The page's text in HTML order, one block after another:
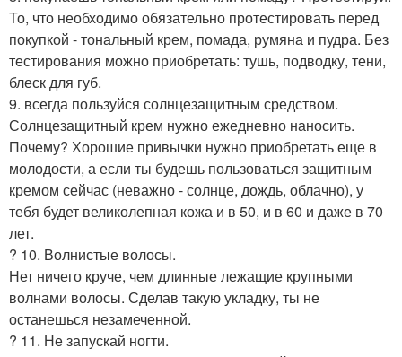
То, что необходимо обязательно протестировать перед
покупкой - тональный крем, помада, румяна и пудра. Без
тестирования можно приобретать: тушь, подводку, тени,
блеск для губ.
9. всегда пользуйся солнцезащитным средством.
Солнцезащитный крем нужно ежедневно наносить.
Почему? Хорошие привычки нужно приобретать еще в
молодости, а если ты будешь пользоваться защитным
кремом сейчас (неважно - солнце, дождь, облачно), у
тебя будет великолепная кожа и в 50, и в 60 и даже в 70
лет.
? 10. Волнистые волосы.
Нет ничего круче, чем длинные лежащие крупными
волнами волосы. Сделав такую укладку, ты не
останешься незамеченной.
? 11. Не запускай ногти.